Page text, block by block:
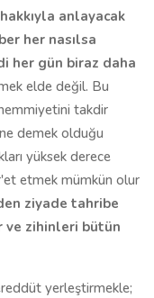
anlayacak
her nasılsa
her gün biraz daha
elde değil. Bu
takdir
demek olduğu
yüksek derece
etmek mümkün olur
ziyade tahribe
zihinleri bütün
yerleştirmekle;